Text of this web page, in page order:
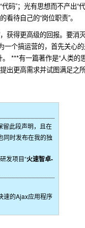
码”；光有思想而不产出“
待自己的“岗位职责”。
得更高级的回报。要消
个搞运营的，首先关心
***有一篇著作是“人类的
出更高需求并试图满足之
留此段声明，且在
同时发布在我的独
发项目“火速智卓-
速的Ajax应用程序